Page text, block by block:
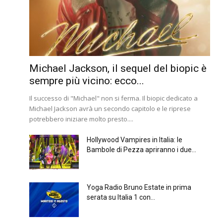
Michael Jackson, il sequel del biopic è
sempre più vicino: ecco...
Il successo di "Michael" non si ferma. Il biopic dedicato a
Michael Jackson avrà un secondo capitolo e le riprese
potrebbero iniziare molto presto....
Hollywood Vampires in Italia: le
Bambole di Pezza apriranno i due...
Yoga Radio Bruno Estate in prima
serata su Italia 1 con...